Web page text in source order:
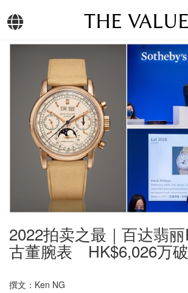
THE VALUE
2022拍卖之最｜百达翡
古董腕表 HK$6,026万
撰文：Ken NG